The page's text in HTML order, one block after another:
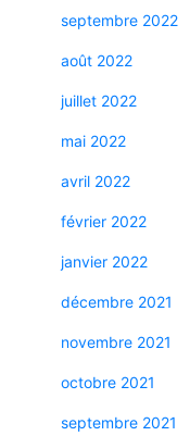
septembre 2022
août 2022
juillet 2022
mai 2022
avril 2022
février 2022
janvier 2022
décembre 2021
novembre 2021
octobre 2021
septembre 2021